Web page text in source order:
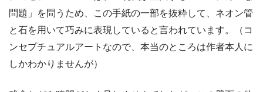
問題」を問うため、この手紙の一部を抜粋して、ネオン管
と石を用いて巧みに表現していると言われています。（コ
ンセプチュアルアートなので、本当のところは作者本人に
しかわかりませんが）